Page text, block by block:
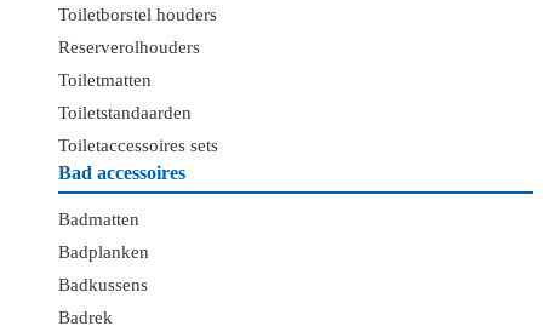
Toiletborstel houders
Reserverolhouders
Toiletmatten
Toiletstandaarden
Toiletaccessoires sets
Bad accessoires
Badmatten
Badplanken
Badkussens
Badrek